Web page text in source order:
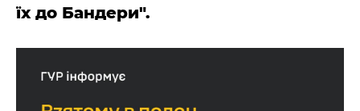
їх до Бандери".